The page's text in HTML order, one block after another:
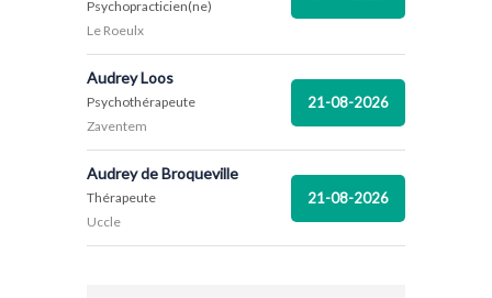
Psychopracticien(ne)
Le Roeulx
Audrey Loos
Psychothérapeute
Zaventem
21-08-2026
Audrey de Broqueville
Thérapeute
Uccle
21-08-2026